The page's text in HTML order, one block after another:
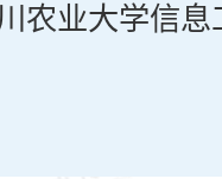
农业大学信